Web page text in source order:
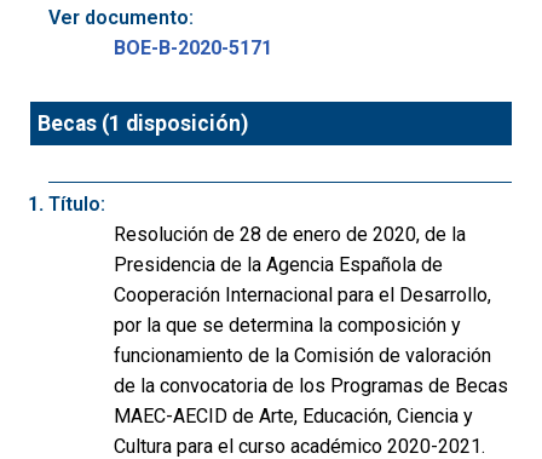
Ver documento:
BOE-B-2020-5171
Becas (1 disposición)
Título:
Resolución de 28 de enero de 2020, de la
Presidencia de la Agencia Española de
Cooperación Internacional para el Desarrollo,
por la que se determina la composición y
funcionamiento de la Comisión de valoración
de la convocatoria de los Programas de Becas
MAEC-AECID de Arte, Educación, Ciencia y
Cultura para el curso académico 2020-2021.